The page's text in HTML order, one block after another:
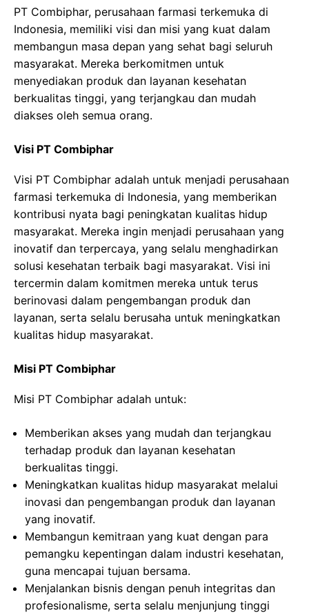
PT Combiphar, perusahaan farmasi terkemuka di
Indonesia, memiliki visi dan misi yang kuat dalam
membangun masa depan yang sehat bagi seluruh
masyarakat. Mereka berkomitmen untuk
menyediakan produk dan layanan kesehatan
berkualitas tinggi, yang terjangkau dan mudah
diakses oleh semua orang.
Visi PT Combiphar
Visi PT Combiphar adalah untuk menjadi perusahaan
farmasi terkemuka di Indonesia, yang memberikan
kontribusi nyata bagi peningkatan kualitas hidup
masyarakat. Mereka ingin menjadi perusahaan yang
inovatif dan terpercaya, yang selalu menghadirkan
solusi kesehatan terbaik bagi masyarakat. Visi ini
tercermin dalam komitmen mereka untuk terus
berinovasi dalam pengembangan produk dan
layanan, serta selalu berusaha untuk meningkatkan
kualitas hidup masyarakat.
Misi PT Combiphar
Misi PT Combiphar adalah untuk:
Memberikan akses yang mudah dan terjangkau
terhadap produk dan layanan kesehatan
berkualitas tinggi.
Meningkatkan kualitas hidup masyarakat melalui
inovasi dan pengembangan produk dan layanan
yang inovatif.
Membangun kemitraan yang kuat dengan para
pemangku kepentingan dalam industri kesehatan,
guna mencapai tujuan bersama.
Menjalankan bisnis dengan penuh integritas dan
profesionalisme, serta selalu menjunjung tinggi